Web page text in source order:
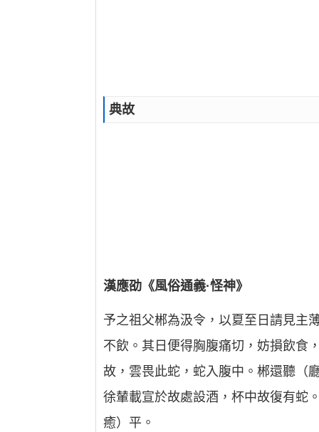
典故
漢應劭《風俗通義·怪神》
予之祖父郴為汲令，以夏至日請見主
不飲。其日便得胸腹痛切，妨損飲食
故，雲畏此蛇，蛇入腹中。郴還聽（
徐輦載宣於故處設酒，杯中故復有蛇
癒）平。